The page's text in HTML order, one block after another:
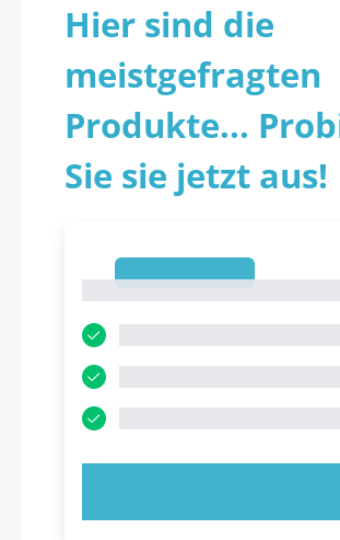
Hier sind die
meistgefragten
Produkte...
Sie sie jetzt aus!